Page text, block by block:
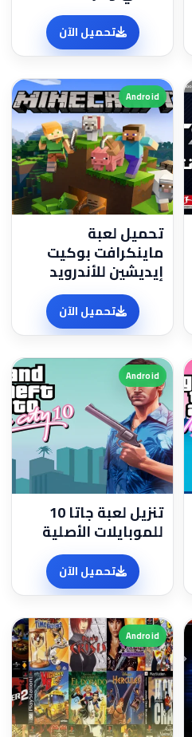
تحميل الآن
Android
تحميل لعبة
ماينكرافت بوكيت
إيديشين للأندرويد
تحميل الآن
Android
تنزيل لعبة جاتا 10
للموبايلات الأصلية
تحميل الآن
Android